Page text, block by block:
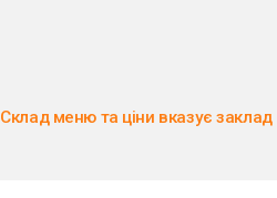
Склад меню та ціни вказує заклад